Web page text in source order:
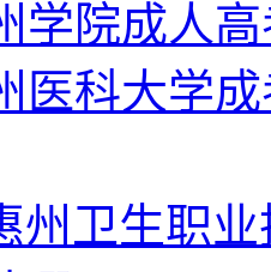
学院成人
医科大学
州卫生职